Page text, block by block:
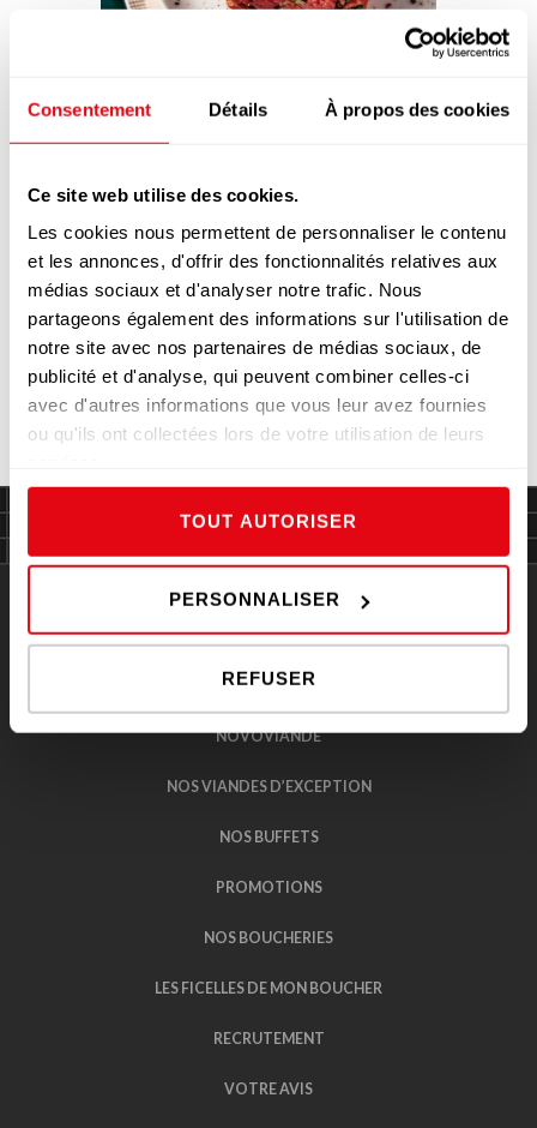
Consentement Détails À propos des cookies
Ce site web utilise des cookies.
Les cookies nous permettent de personnaliser le contenu
et les annonces, d'offrir des fonctionnalités relatives aux
médias sociaux et d'analyser notre trafic. Nous
partageons également des informations sur l'utilisation de
notre site avec nos partenaires de médias sociaux, de
publicité et d'analyse, qui peuvent combiner celles-ci
avec d'autres informations que vous leur avez fournies
ou qu'ils ont collectées lors de votre utilisation de leurs
TOUT AUTORISER
PERSONNALISER
REFUSER
FOIE GRAS, BRIOCHE RÔTIE, POIRE
ET BADIANE
NOVOVIANDE
NOVOVIANDE
NOS VIANDES D’EXCEPTION
NOS BUFFETS
PROMOTIONS
NOS BOUCHERIES
LES FICELLES DE MON BOUCHER
RECRUTEMENT
VOTRE AVIS